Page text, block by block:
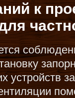
к
устройств